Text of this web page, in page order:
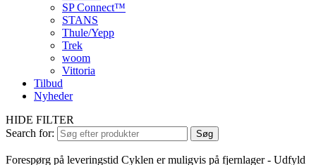
SP Connect™
STANS
Thule/Yepp
Trek
woom
Vittoria
Tilbud
Nyheder
HIDE FILTER
Search for:
Søg
Forespørg på leveringstid Cyklen er muligvis på fjernlager - Udfyld